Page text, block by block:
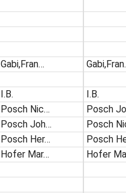
Gabi,Fran…
I.B.
Posch Nic…
Posch Joh…
Posch Her…
Hofer Mar…
I.B.
Posch
Posch
Posch
Hofer